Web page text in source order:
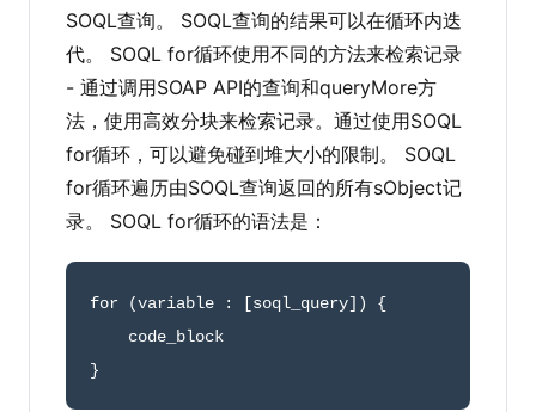
SOQL查询。 SOQL查询的结果可以在循环内迭
代。 SOQL for循环使用不同的方法来检索记录
- 通过调用SOAP API的查询和queryMore方
法，使用高效分块来检索记录。通过使用SOQL
for循环，可以避免碰到堆大小的限制。 SOQL
for循环遍历由SOQL查询返回的所有sObject记
录。 SOQL for循环的语法是：
for (variable : [soql_query] )
{
}